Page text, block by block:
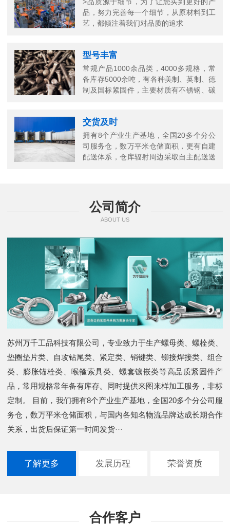
品，努力完善每一个细节，从原材料到工
艺，都倾注着我们对品质的追求
型号丰富
常规产品1000余品类，4000多规格，常
备库存5000余吨，有各种美制、英制、德
制及国标紧固件，主要材质有不锈钢、碳
交货及时
拥有8个产业生产基地，全国20多个分公
司服务仓，数万平米仓储面积，更有自建
配送体系，仓库辐射周边采取自主配送送
公司简介
ABOUT US
苏州万千工品科技有限公司，专业致力于生产螺母类、螺栓类、
垫圈垫片类、自攻钻尾类、紧定类、销键类、铆接焊接类、组合
类、膨胀锚栓类、喉箍索具类、螺套镶嵌类等高品质紧固件产
品，常用规格常年备有库存。同时提供来图来样加工服务，非标
定制。 目前，我们拥有8个产业生产基地，全国20多个分公司服
务仓，数万平米仓储面积，与国内各知名物流品牌达成长期合作
关系，出货后保证第一时间发货···
了解更多 发展历程 荣誉资质
合作客户